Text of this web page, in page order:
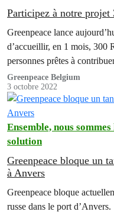
Participez à notre projet
Greenpeace lance
d’accueillir, en 1 mois, 300
personnes prêtes à
soutien mensuel.
Greenpeace Belgium
3 octobre 2022
Ensemble, nous sommes
solution
Greenpeace bloque un
à Anvers
Greenpeace bloque
russe dans le port d’Anvers.